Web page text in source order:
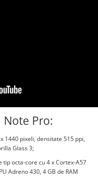
Pro:
1440 pixeli, densitate 515 ppi,
Glass 3;
tip octa-core cu 4 x Cortex-A57
Adreno 430, 4 GB de RAM